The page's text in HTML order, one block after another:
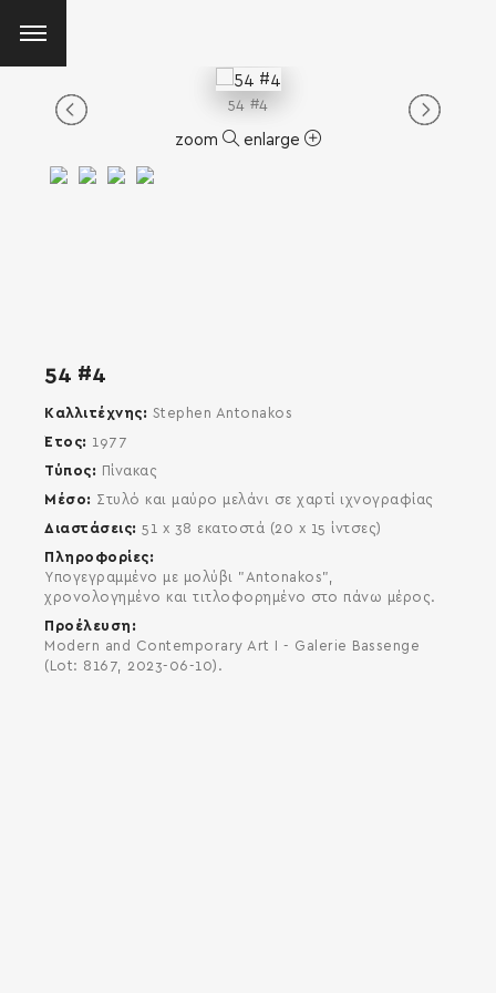
54 #4
zoom enlarge
54 #4
Καλλιτέχνης
Stephen Antonakos
Έτος
1977
Τύπος
Πίνακας
Μέσο
Στυλό και μαύρο μελάνι σε χαρτί ιχνογραφίας
Διαστάσεις
51 x 38 εκατοστά (20 x 15 ίντσες)
Πληροφορίες
Yπογεγραμμένο με μολύβι "Antonakos",
χρονολογημένο και τιτλοφορημένο στο πάνω μέρος.
Προέλευση
Modern and Contemporary Art I - Galerie Bassenge
(Lot: 8167, 2023-06-10).